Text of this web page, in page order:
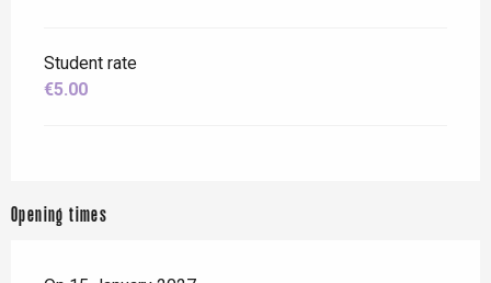
Student rate
€5.00
Opening times